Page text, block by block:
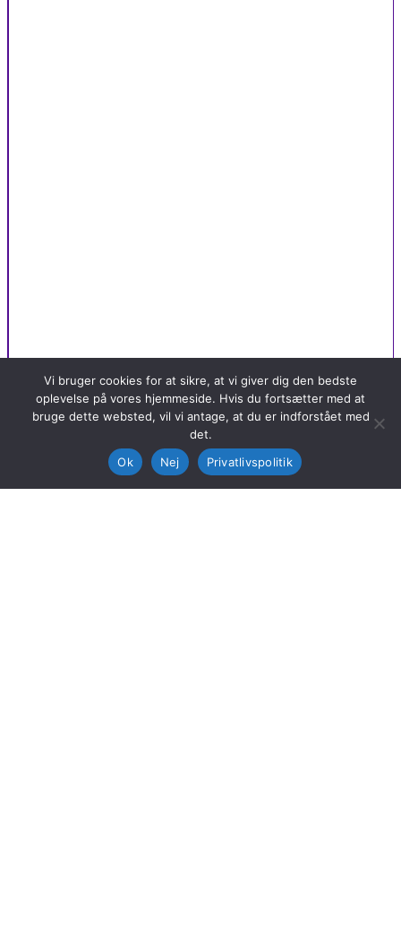
Vi bruger cookies for at sikre, at vi giver dig den bedste
oplevelse på vores hjemmeside. Hvis du fortsætter med at
bruge dette websted, vil vi antage, at du er indforstået med
det.
Ok
Nej Privatlivspolitik